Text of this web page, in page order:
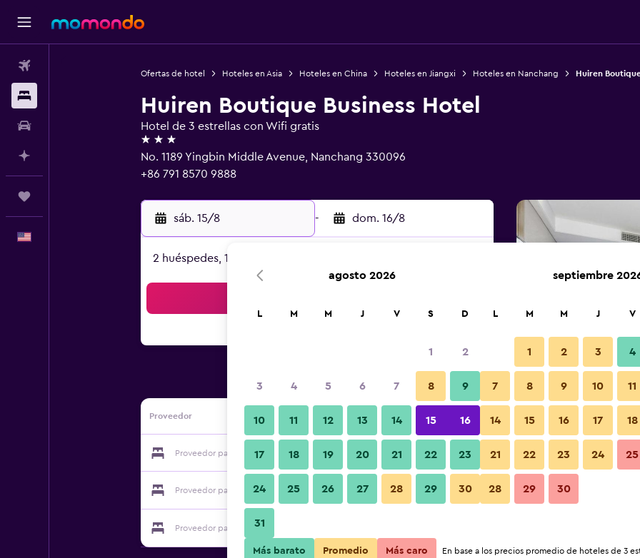
Ofertas de hotel Hoteles en Asia Hoteles en China Hoteles en Jiangxi Hoteles en Nanchang Huiren
Huiren Boutique Business Hotel
Hotel de 3 estrellas con Wifi gratis
3 estrellas
No. 1189 Yingbin Middle Avenue, Nanchang 330096
+86 791 8570 9888
sáb. 15/8 - dom. 16/8
2 huéspedes, 1 habitación
Proveedor
Proveedor para Huiren Boutique Business Hotel Ver precios
Proveedor para Huiren Boutique Business Hotel Ver precios
Proveedor para Huiren Boutique Business Hotel
Habitación
Fotos
agosto 2026
L M M J V S D
1 2
3 4 5 6 7 8 9
10 11 12 13 14 15 16
17 18 19 20 21 22 23
24 25 26 27 28 29 30
31
septiembre
L M M J V
1 2 3 4
7 8 9 10 11
14 15 16 17 18
21 22 23 24 25
28 29 30
Más barato Promedio Más caro En base a los precios promedio de hoteles de 3